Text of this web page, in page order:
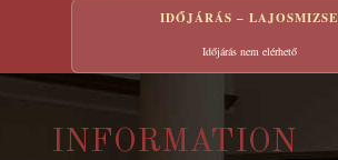
IDŐJÁRÁS – LAJOSMIZSE
Időjárás nem elérhető
INFORMATION